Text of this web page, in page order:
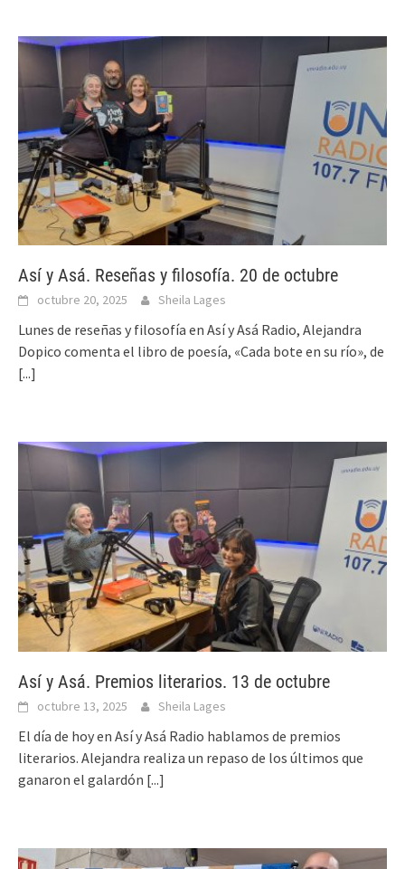
Así y Asá. Reseñas y filosofía. 20 de octubre
octubre 20, 2025 Sheila Lages
Lunes de reseñas y filosofía en Así y Asá Radio, Alejandra
Dopico comenta el libro de poesía, «Cada bote en su río», de
[...]
Así y Asá. Premios literarios. 13 de octubre
octubre 13, 2025 Sheila Lages
El día de hoy en Así y Asá Radio hablamos de premios
literarios. Alejandra realiza un repaso de los últimos que
ganaron el galardón [...]